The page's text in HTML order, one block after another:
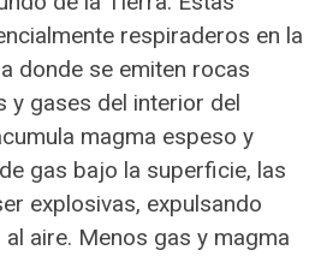
respiraderos en la
donde se emiten rocas
y gases del interior del
magma espeso y
gas bajo la superficie, las
explosivas, expulsando
aire. Menos gas y magma